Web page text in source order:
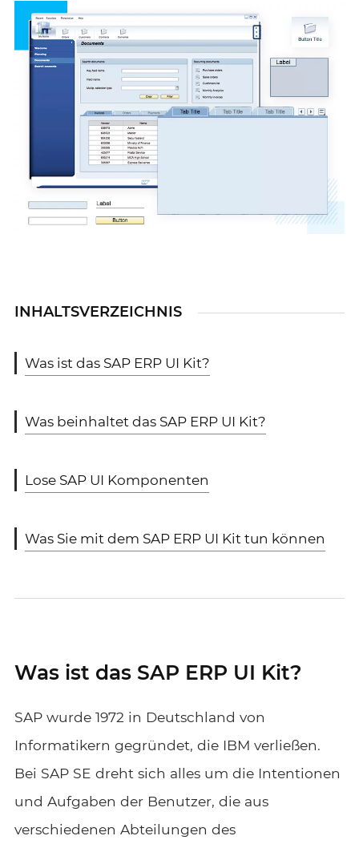
INHALTSVERZEICHNIS
Was ist das SAP ERP UI Kit?
Was beinhaltet das SAP ERP UI Kit?
Lose SAP UI Komponenten
Was Sie mit dem SAP ERP UI Kit tun können
Was ist das SAP ERP UI Kit?
SAP wurde 1972 in Deutschland von
Informatikern gegründet, die IBM verließen.
Bei SAP SE dreht sich alles um die Intentionen
und Aufgaben der Benutzer, die aus
verschiedenen Abteilungen des